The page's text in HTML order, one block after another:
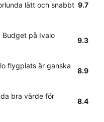
lätt och snabbt 9.7
på Ivalo
9.3
flygplats är ganska
8.9
bra värde för
8.4